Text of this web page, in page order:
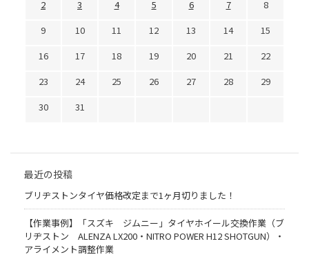
2
3 4 5 6 7
8
9
10 11 12 13 14
15
16
17 18 19 20 21
22
23
24 25 26 27 28
29
30
31
最近の投稿
ブリヂストンタイヤ価格改定まで1ヶ月切りました！
【作業事例】「スズキ ジムニー」タイヤホイール交換作業（ブ
リヂストン ALENZA LX200・NITRO POWER H12 SHOTGUN）・
アライメント調整作業